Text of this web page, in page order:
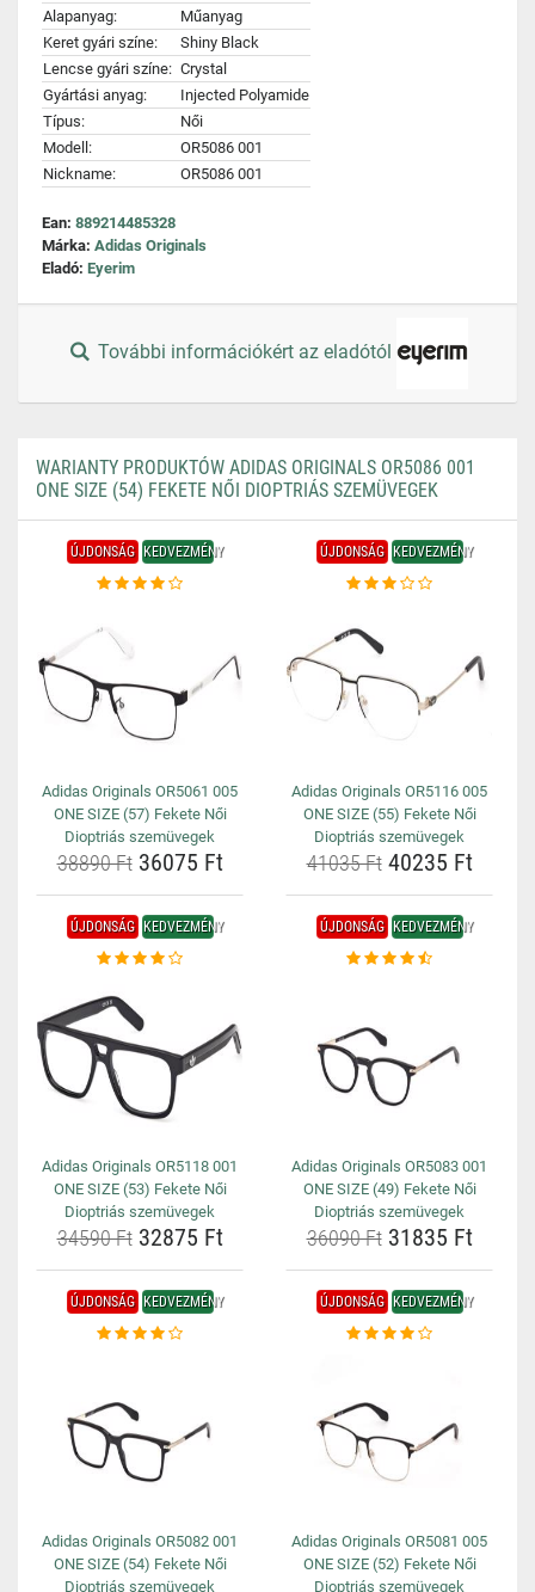
Alapanyag:
Műanyag
Keret gyári színe:
Shiny Black
Lencse gyári színe: Crystal
Gyártási anyag:
Injected Polyamide
Típus:
Női
Modell:
OR5086 001
Nickname:
OR5086 001
Ean: 889214485328
Márka: Adidas Originals
Eladó: Eyerim
További információkért az eladótól
WARIANTY PRODUKTÓW ADIDAS ORIGINALS OR5086 001
ONE SIZE (54) FEKETE NŐI DIOPTRIÁS SZEMÜVEGEK
ÚJDONSÁG KEDVEZMÉNY
Adidas Originals OR5061 005
ONE SIZE (57) Fekete Női
Dioptriás szemüvegek
38890 Ft36075 Ft
ÚJDONSÁG KEDVEZMÉNY
Adidas Originals OR5116 005
ONE SIZE (55) Fekete Női
Dioptriás szemüvegek
41035 Ft40235 Ft
ÚJDONSÁG KEDVEZMÉNY
Adidas Originals OR5118 001
ONE SIZE (53) Fekete Női
Dioptriás szemüvegek
34590 Ft32875 Ft
ÚJDONSÁG KEDVEZMÉNY
Adidas Originals OR5083 001
ONE SIZE (49) Fekete Női
Dioptriás szemüvegek
36090 Ft31835 Ft
ÚJDONSÁG KEDVEZMÉNY
Adidas Originals OR5082 001
ONE SIZE (54) Fekete Női
Dioptriás szemüvegek
ÚJDONSÁG KEDVEZMÉNY
Adidas Originals OR5081 005
ONE SIZE (52) Fekete Női
Dioptriás szemüvegek